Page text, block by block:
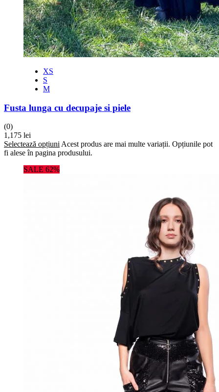
XS
S
M
Fusta lunga cu decupaje si piele
(0)
1,175 lei
Selectează opțiuni Acest produs are mai multe variații. Opțiunile pot
fi alese în pagina produsului.
SALE 62%